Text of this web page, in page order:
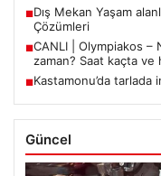
■Dış Mekan Yaşam
Çözümleri
■CANLI | Olympiakos –
zaman? Saat kaçta
■Kastamonu’da tarlada
Güncel